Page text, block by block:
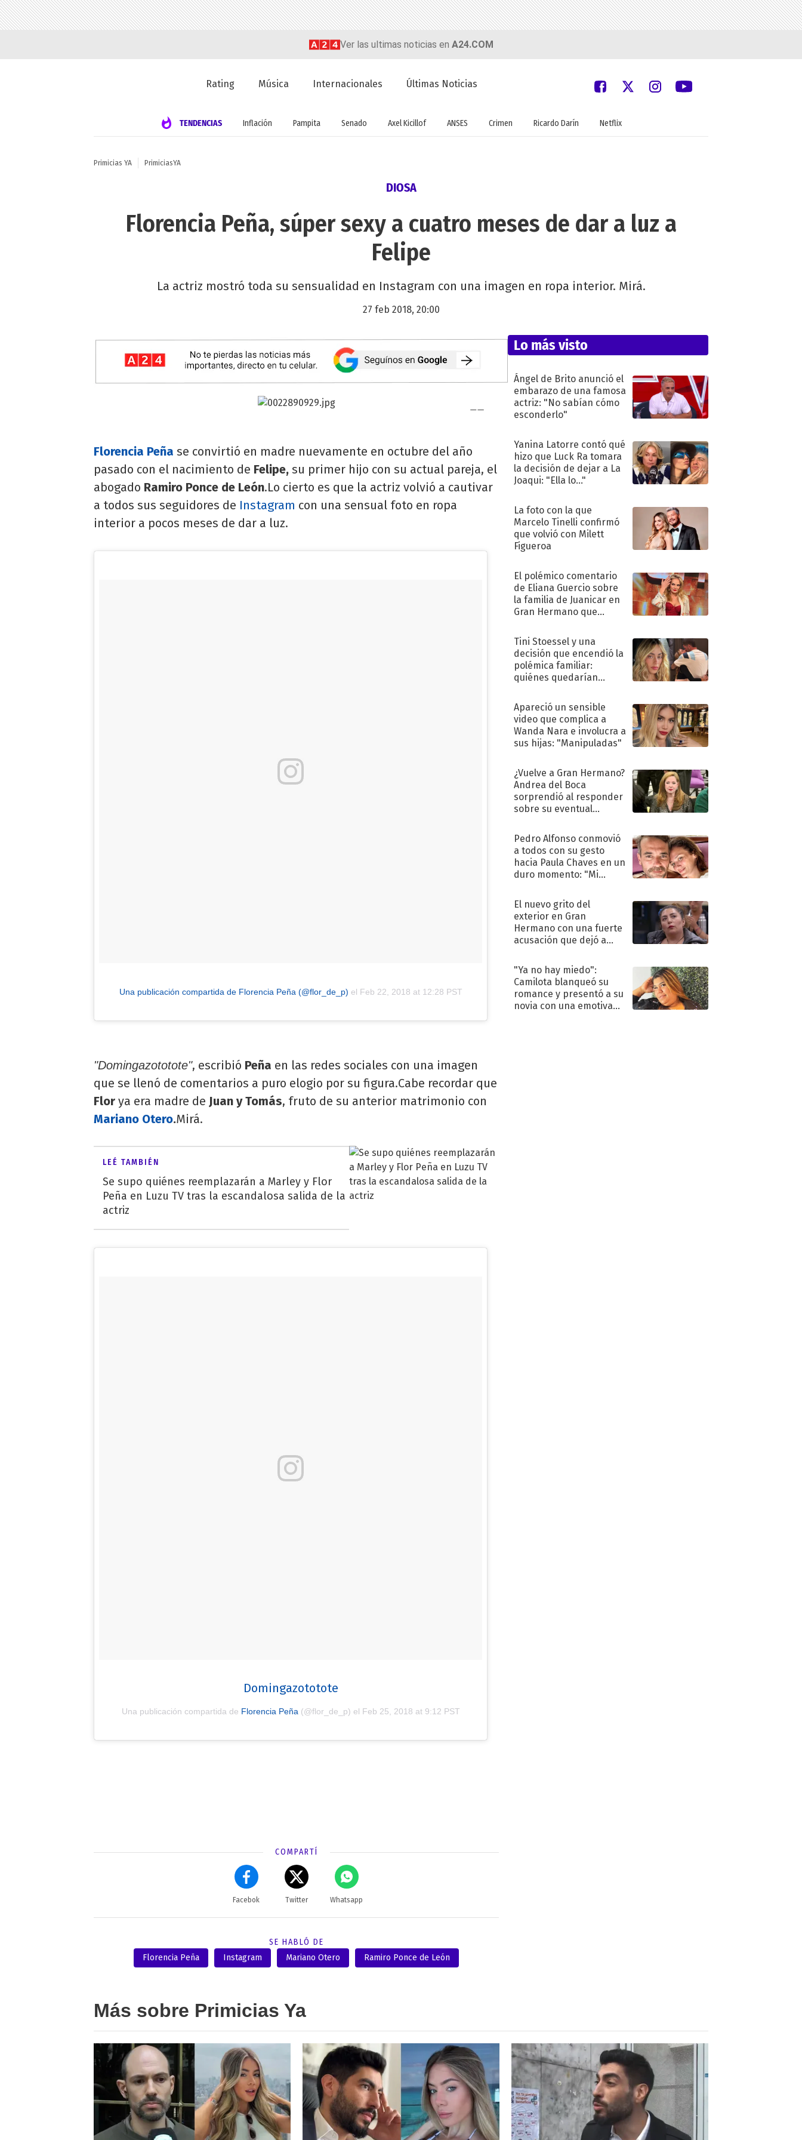
Ver las ultimas noticias en A24.COM
Rating Música Internacionales Últimas Noticias
TENDENCIAS Inflación Pampita Senado Axel Kicillof ANSES Crimen Ricardo Darín Netflix
Primicias YA PrimiciasYA
DIOSA
Florencia Peña, súper sexy a cuatro meses de dar a luz a
Felipe
La actriz mostró toda su sensualidad en Instagram con una imagen en ropa interior. Mirá.
27 feb 2018, 20:00
Florencia Peña se convirtió en madre nuevamente en octubre del año
pasado con el nacimiento de Felipe, su primer hijo con su actual pareja, el
abogado Ramiro Ponce de León.Lo cierto es que la actriz volvió a cautivar
a todos sus seguidores de Instagram con una sensual foto en ropa
interior a pocos meses de dar a luz.
Una publicación compartida de Florencia Peña (@flor_de_p) el Feb 22, 2018 at 12:28 PST
"Domingazototote", escribió Peña en las redes sociales con una imagen
que se llenó de comentarios a puro elogio por su figura.Cabe recordar que
Flor ya era madre de Juan y Tomás, fruto de su anterior matrimonio con
Mariano Otero.Mirá.
LEÉ TAMBIÉN
Se supo quiénes reemplazarán a Marley y Flor
Peña en Luzu TV tras la escandalosa salida de la
actriz
Domingazototote
Una publicación compartida de Florencia Peña (@flor_de_p) el Feb 25, 2018 at 9:12 PST
COMPARTÍ
Facebok Twitter Whatsapp
SE HABLÓ DE
Florencia Peña
Instagram Mariano Otero Ramiro Ponce de León
Lo más visto
Ángel de Brito anunció el
embarazo de una famosa
actriz: "No sabían cómo
esconderlo"
Yanina Latorre contó qué
hizo que Luck Ra tomara
la decisión de dejar a La
Joaqui: "Ella lo..."
La foto con la que
Marcelo Tinelli confirmó
que volvió con Milett
Figueroa
El polémico comentario
de Eliana Guercio sobre
la familia de Juanicar en
Gran Hermano que
Tini Stoessel y una
decisión que encendió la
polémica familiar:
quiénes quedarían
Apareció un sensible
video que complica a
Wanda Nara e involucra a
sus hijas: "Manipuladas"
¿Vuelve a Gran Hermano?
Andrea del Boca
sorprendió al responder
sobre su eventual
Pedro Alfonso conmovió
a todos con su gesto
hacia Paula Chaves en un
duro momento: "Mi
terapéutico"
El nuevo grito del
exterior en Gran
Hermano con una fuerte
acusación que dejó a
"Traidora"
"Ya no hay miedo":
Camilota blanqueó su
romance y presentó a su
novia con una emotiva
Más sobre Primicias Ya